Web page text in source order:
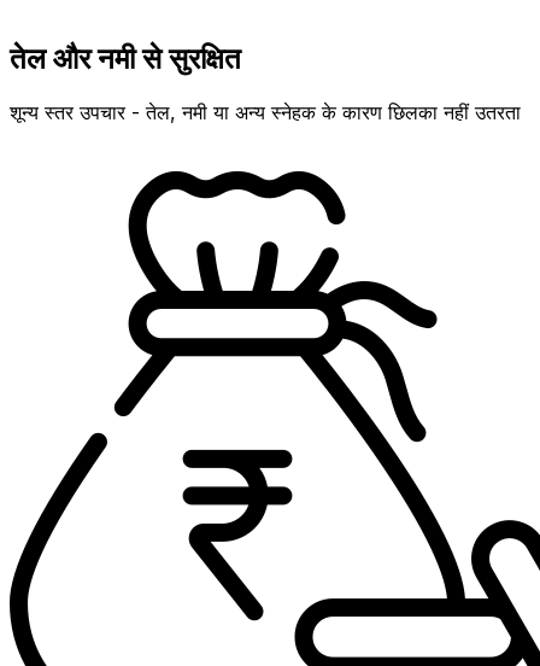
तेल और नमी से सुरक्षित
शून्य स्तर उपचार - तेल, नमी या अन्य स्नेहक के कारण छिलका नहीं उतरता